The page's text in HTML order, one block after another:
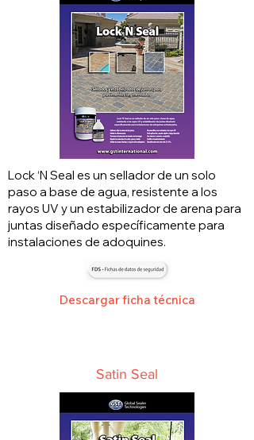
Lock ‘N Seal es un sellador de un solo
paso a base de agua, resistente a los
rayos UV y un estabilizador de arena para
juntas diseñado específicamente para
instalaciones de adoquines.
Descargar ficha técnica
Satin Seal